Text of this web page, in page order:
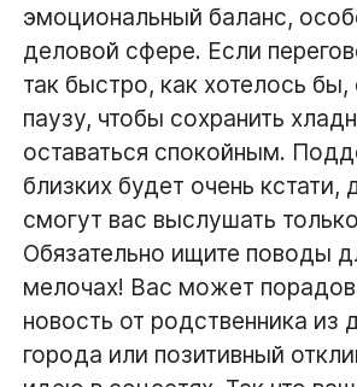
эмоциональный баланс,
деловой сфере. Если
так быстро, как хотелось бы,
паузу, чтобы сохранить
оставаться спокойным.
близких будет очень
смогут вас выслушать
Обязательно ищите поводы
мелочах! Вас может
новость от родственника из
города или позитивный